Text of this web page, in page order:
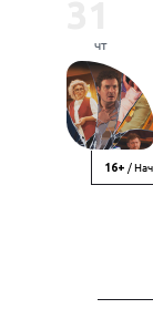
чт
16+ /